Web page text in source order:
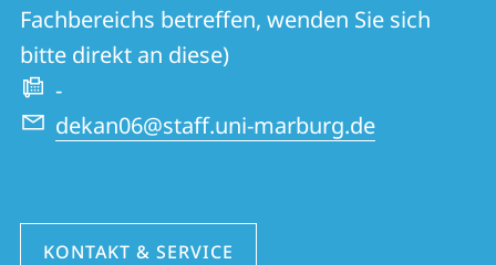
Fachbereichs betreffen, wenden Sie sich
bitte direkt an diese)
-
dekan06@staff.uni-marburg.de
KONTAKT & SERVICE